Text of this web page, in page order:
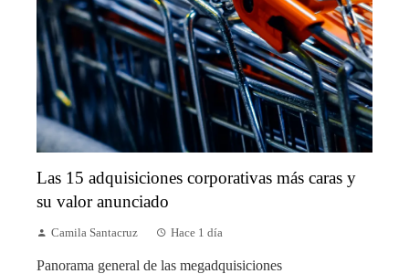
Las 15 adquisiciones corporativas más caras y
su valor anunciado
Camila Santacruz Hace 1 día
Panorama general de las megadquisiciones